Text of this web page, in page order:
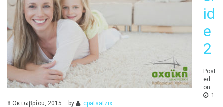
id
e
2
Post
ed
on
1
8 Οκτωβρίου, 2015
by cpatsatzis